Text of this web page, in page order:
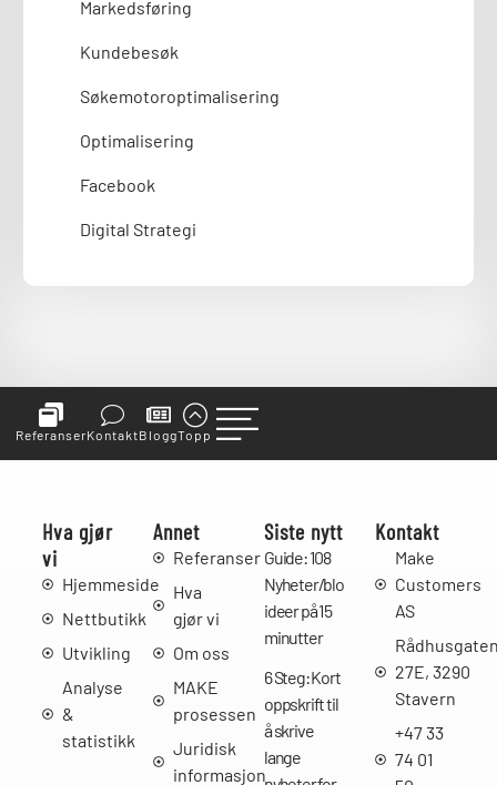
Markedsføring
Kundebesøk
Søkemotoroptimalisering
Optimalisering
Facebook
Digital Strategi
ReferanserKontaktBloggTopp
Hva gjør
vi
Hjemmeside
Nettbutikk
Utvikling
Analyse
&
statistikk
Annet
Referanser
Hva
gjør vi
Om oss
MAKE
prosessen
Juridisk
informasjon
Siste nytt
Guide: 108
Nyheter/bloggpost
ideer på 15
minutter
6 Steg: Kort
oppskrift til
å skrive
lange
Kontakt
Make
Customers
AS
27E, 3290
Stavern
+47 33
74 01